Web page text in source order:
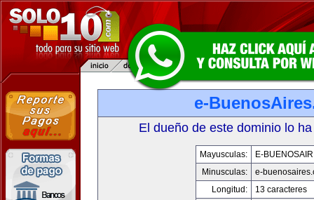
e-
El dueño de este dominio lo
Mayusculas:
E-
Minusculas:
e-
Longitud:
13 caracteres